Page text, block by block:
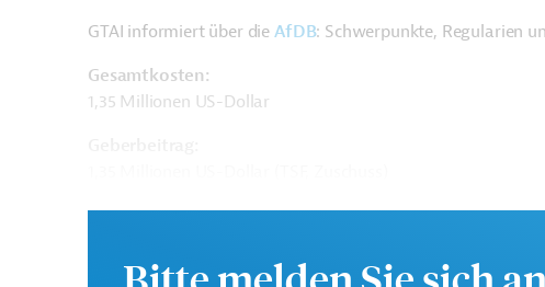
GTAI informiert über die AfDB: Schwerpunkte, Regularien
Gesamtkosten:
1,35 Millionen US-Dollar
Kontaktadressen